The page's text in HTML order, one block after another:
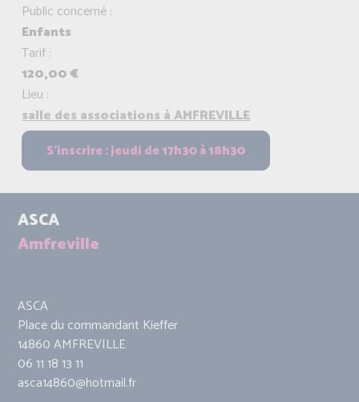
Public concerné :
Enfants
Tarif :
120,00 €
Lieu :
salle des associations à AMFREVILLE
ASCA
Amfreville
ASCA
Place du commandant Kieffer
14860 AMFREVILLE
06 11 18 13 11
asca14860@hotmail.fr